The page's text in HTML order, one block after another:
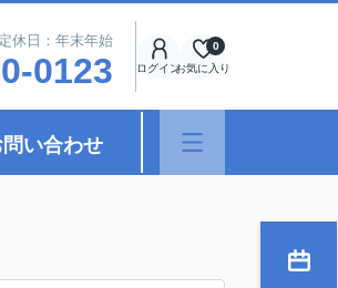
休日：年末年始
0123 ログインお気に入り
0
問い合わせ